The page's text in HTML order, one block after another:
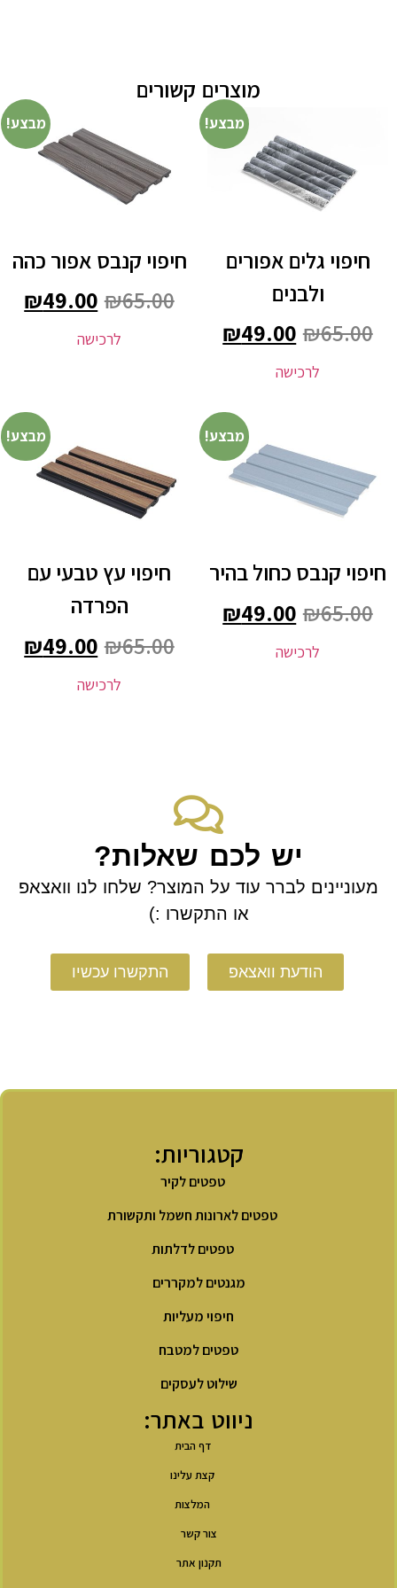
מוצרים קשורים
מבצע!
חיפוי גלים אפורים
ולבנים
₪65.00
₪49.00
לרכישה
מבצע!
חיפוי קנבס אפור כהה
₪65.00
₪49.00
לרכישה
מבצע!
חיפוי קנבס כחול בהיר
₪65.00
₪49.00
לרכישה
מבצע!
חיפוי עץ טבעי עם
הפרדה
₪65.00
₪49.00
לרכישה
יש לכם שאלות?
מעוניינים לברר עוד על המוצר? שלחו לנו וואצאפ
או התקשרו :)
הודעת וואצאפ התקשרו עכשיו
קטגוריות:
טפטים לקיר
טפטים לארונות חשמל ותקשורת
טפטים לדלתות
מגנטים למקררים
חיפוי מעליות
טפטים למטבח
שילוט לעסקים
ניווט באתר:
דף הבית
קצת עלינו
המלצות
צור קשר
תקנון אתר